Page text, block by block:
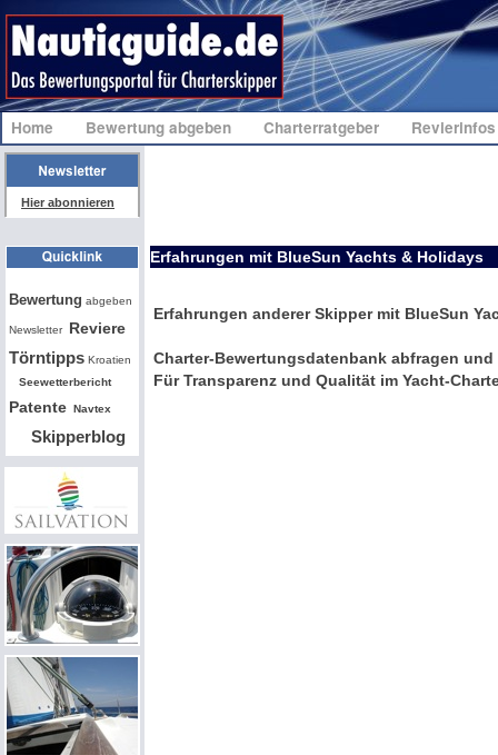
Home Bewertung abgeben Charterratgeber
Erfahrungen mit BlueSun Yachts & Holidays
Hier abonnieren
Bw
Bewertung abgeben
Newsletter Reviere
Törntipps Kroatien
Seewetterbericht
Patente Navtex
Skipperblog
Erfahrungen anderer Skipper mit BlueSun
Charter-Bewertungsdatenbank abfragen
Für Transparenz und Qualität im Yacht-